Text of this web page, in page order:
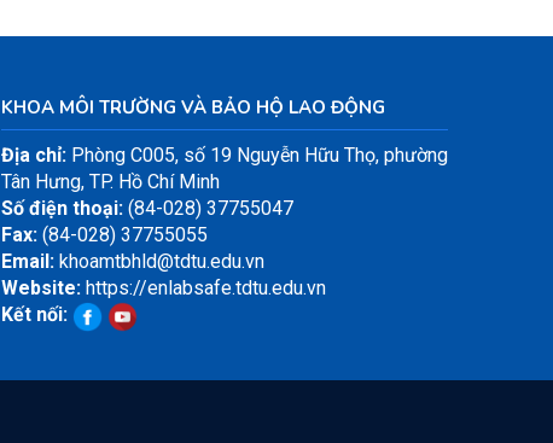
KHOA MÔI TRƯỜNG VÀ BẢO HỘ LAO ĐỘNG
Địa chỉ:Phòng C005, số 19 Nguyễn Hữu Thọ, phường
Tân Hưng, TP. Hồ Chí Minh
Số điện thoại:(84-028) 37755047
Fax:(84-028) 37755055
Email:khoamtbhld@tdtu.edu.vn
Website:https://enlabsafe.tdtu.edu.vn
Kết nối: